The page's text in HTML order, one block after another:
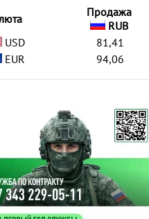
Продажа
RUB
USD
81,41
EUR
94,06